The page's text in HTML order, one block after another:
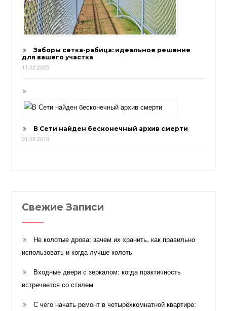
Заборы сетка-рабица: идеальное решение
для вашего участка
11.02.2025
В Сети найден бесконечный архив смерти
01.08.2018
Свежие Записи
Не колотые дрова: зачем их хранить, как правильно
использовать и когда лучше колоть
Входные двери с зеркалом: когда практичность
встречается со стилем
С чего начать ремонт в четырёхкомнатной квартире: